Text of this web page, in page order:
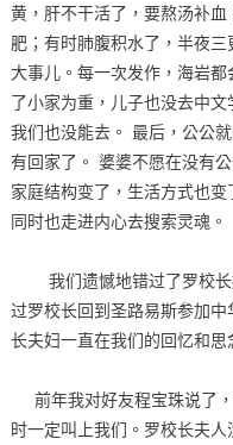
黄，肝不干活了，要熬汤补
肥；有时肺腹积水了，半夜
大事儿。每一次发作，海岩
了小家为重，儿子也没去中
我们也没能去。 最后，公公
有回家了。 婆婆不愿在没有
家庭结构变了，生活方式也
同时也走进内心去搜索灵魂。
我们遗憾地错过了罗校长
过罗校长回到圣路易斯参加
长夫妇一直在我们的回忆和思
前年我对好友程宝珠说了
时一定叫上我们。罗校长夫